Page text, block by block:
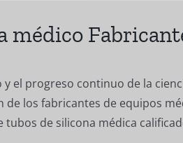
médico
el progreso continuo de la
de los fabricantes de equipos
de silicona médica